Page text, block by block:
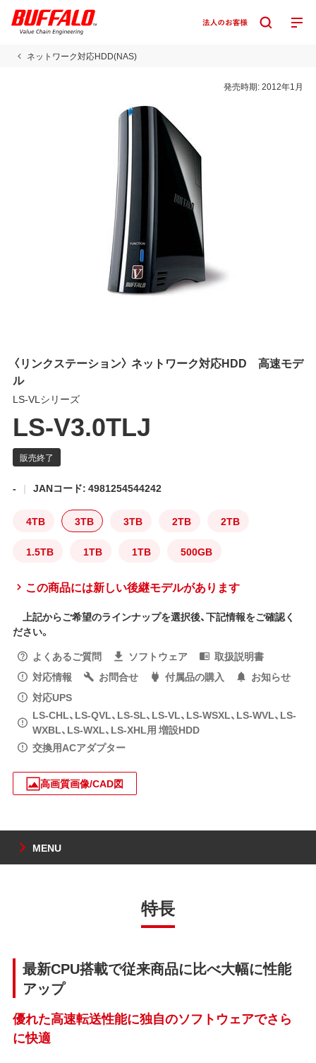
ネットワーク対応HDD(NAS)
発売時期:2012年1月
〈リンクステーション〉 ネットワーク対応HDD 高速モデ
ル
LS-VLシリーズ
LS-V3.0TLJ
- JANコード: 4981254544242
4TB 3TB 3TB 2TB 2TB
1.5TB 1TB 1TB 500GB
この商品には新しい後継モデルがあります
上記からご希望のラインナップを選択後、下記情報をご確認く
ださい。
よくあるご質問
ソフトウェア
取扱説明書
対応情報
お問合せ 付属品の購入
お知らせ
対応UPS
LS-CHL、LS-QVL、LS-SL、LS-VL、LS-WSXL、LS-WVL、LS-
WXBL、LS-WXL、LS-XHL用 増設HDD
交換用ACアダプター
高画質画像/CAD図
MENU
特長
最新CPU搭載で従来商品に比べ大幅に性能
アップ
優れた高速転送性能に独自のソフトウェアでさら
に快適